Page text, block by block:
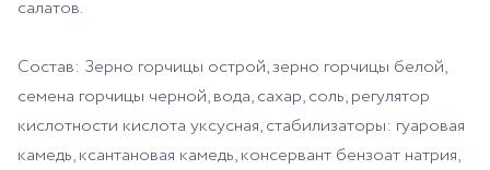
салатов.
Состав: Зерно горчицы острой, зерно горчицы белой,
семена горчицы черной, вода, сахар, соль, регулятор
кислотности кислота уксусная, стабилизаторы: гуаровая
камедь, ксантановая камедь, консервант бензоат натрия,